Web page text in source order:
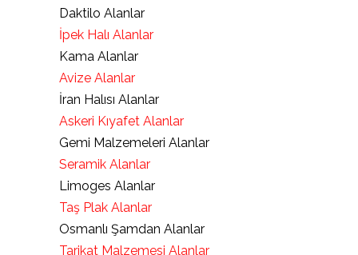
Daktilo Alanlar
İpek Halı Alanlar
Kama Alanlar
Avize Alanlar
İran Halısı Alanlar
Askeri Kıyafet Alanlar
Gemi Malzemeleri Alanlar
Seramik Alanlar
Limoges Alanlar
Taş Plak Alanlar
Osmanlı Şamdan Alanlar
Tarikat Malzemesi Alanlar